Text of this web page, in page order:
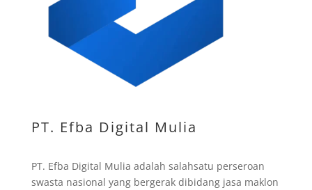
PT. Efba Digital Mulia
PT. Efba Digital Mulia adalah salahsatu perseroan
swasta nasional yang bergerak dibidang jasa maklon